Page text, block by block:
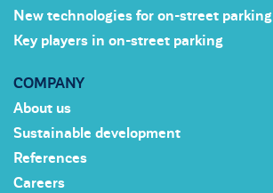
New technologies for on-street parking
Key players in on-street parking
COMPANY
About us
Sustainable development
References
Careers